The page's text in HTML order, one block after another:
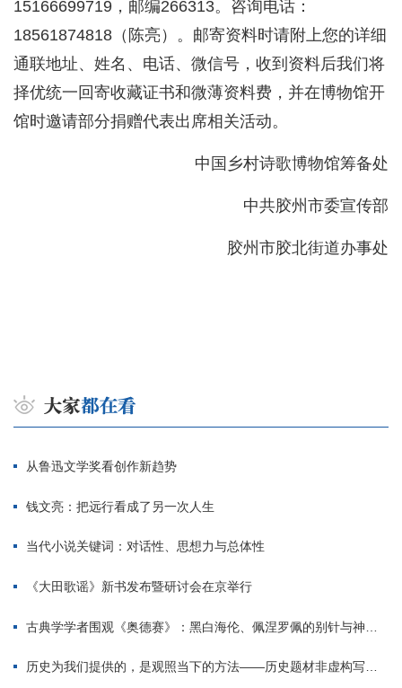
15166699719，邮编266313。咨询电话：
18561874818（陈亮）。邮寄资料时请附上您的详细
通联地址、姓名、电话、微信号，收到资料后我们将
择优统一回寄收藏证书和微薄资料费，并在博物馆开
馆时邀请部分捐赠代表出席相关活动。
中国乡村诗歌博物馆筹备处
中共胶州市委宣传部
胶州市胶北街道办事处
从鲁迅文学奖看创作新趋势
钱文亮：把远行看成了另一次人生
当代小说关键词：对话性、思想力与总体性
《大田歌谣》新书发布暨研讨会在京举行
古典学学者围观《奥德赛》：黑白海伦、佩涅罗佩的别针与神秘入侵者
历史为我们提供的，是观照当下的方法——历史题材非虚构写作多人谈